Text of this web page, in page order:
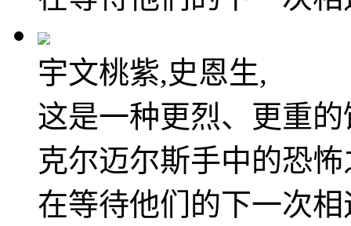
宇文桃紫,史恩生,
这是一种更烈、更重
克尔迈尔斯手中的恐
在等待他们的下一次